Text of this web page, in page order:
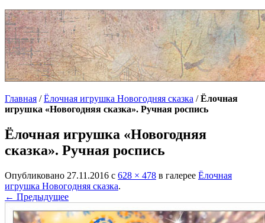
Главная /Ёлочная игрушка Новогодняя сказка /Ёлочная
игрушка «Новогодняя сказка». Ручная роспись
Ёлочная игрушка «Новогодняя
сказка». Ручная роспись
Опубликовано 27.11.2016 с 628 × 478 в галерее Ёлочная
игрушка Новогодняя сказка.
← Предыдущее